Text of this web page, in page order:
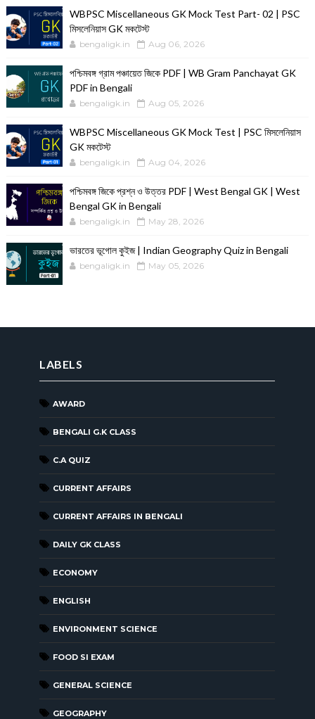
WBPSC Miscellaneous GK Mock Test Part- 02 | PSC
মিসলেনিয়াস GK মকটেস্ট
bengaligk.in Aug 06, 2026
পশ্চিমবঙ্গ গ্রাম পঞ্চায়েত জিকে PDF | WB Gram Panchayat GK
PDF in Bengali
bengaligk.in Aug 05, 2026
WBPSC Miscellaneous GK Mock Test | PSC মিসলেনিয়াস
GK মকটেস্ট
bengaligk.in Aug 04, 2026
পশ্চিমবঙ্গ জিকে প্রশ্ন ও উত্তর PDF | West Bengal GK | West
Bengal GK in Bengali
bengaligk.in May 28, 2026
ভারতের ভূগোল কুইজ | Indian Geography Quiz in Bengali
bengaligk.in May 05, 2026
LABELS
AWARD
BENGALI G.K CLASS
C.A QUIZ
CURRENT AFFAIRS
CURRENT AFFAIRS IN BENGALI
DAILY GK CLASS
ECONOMY
ENGLISH
ENVIRONMENT SCIENCE
FOOD SI EXAM
GENERAL SCIENCE
GEOGRAPHY